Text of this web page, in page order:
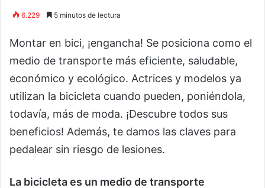
6.229 5 minutos de lectura
Montar en bici, ¡engancha! Se posiciona como el
medio de transporte más eficiente, saludable,
económico y ecológico. Actrices y modelos ya
utilizan la bicicleta cuando pueden, poniéndola,
todavía, más de moda. ¡Descubre todos sus
beneficios! Además, te damos las claves para
pedalear sin riesgo de lesiones.
La bicicleta es un medio de transporte